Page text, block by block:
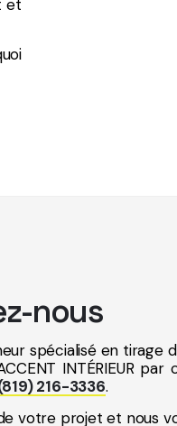
et
nous
spécialisé en tirage
INTÉRIEUR par
216-3336.
votre projet et nous